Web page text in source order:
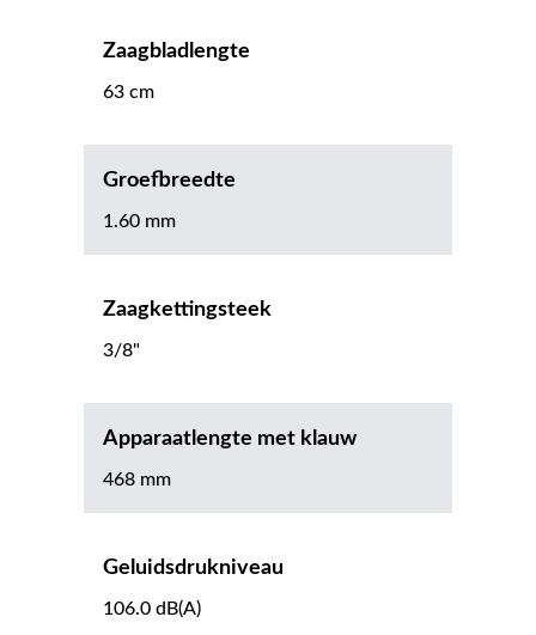
Zaagbladlengte
63 cm
Groefbreedte
1.60 mm
Zaagkettingsteek
3/8"
Apparaatlengte met klauw
468 mm
Geluidsdrukniveau
106.0 dB(A)